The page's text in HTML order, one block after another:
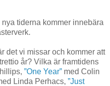
tiderna kommer innebära
det vi missar och kommer att
år? Vilka är framtidens
”One Year” med Colin
Linda Perhacs, ”Just